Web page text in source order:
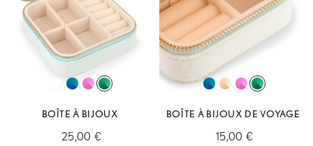
BOÎTE À BIJOUX
25,00 €
BOÎTE À BIJOUX DE VOYAGE
15,00 €